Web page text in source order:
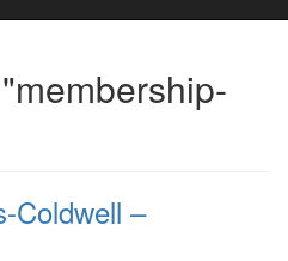
Coldwell –